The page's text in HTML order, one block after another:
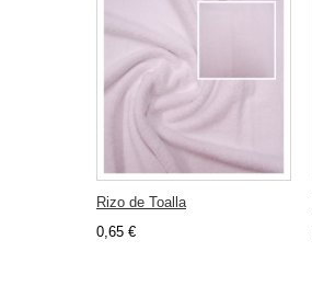
Rizo de Toalla
0,65 €